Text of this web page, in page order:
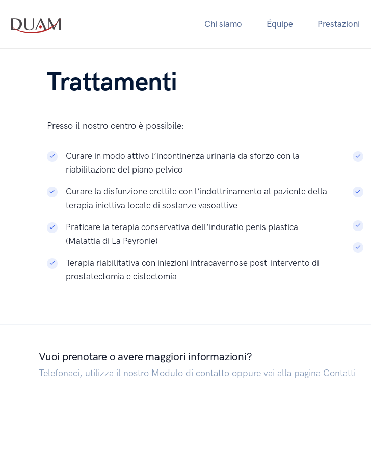
Chi siamo Équipe Prestazioni
Trattamenti
Presso il nostro centro è possibile:
Curare in modo attivo l’incontinenza urinaria da sforzo con la
riabilitazione del piano pelvico
Curare la disfunzione erettile con l’indottrinamento al paziente della
terapia iniettiva locale di sostanze vasoattive
Praticare la terapia conservativa dell’induratio penis plastica
(Malattia di La Peyronie)
Terapia riabilitativa con iniezioni intracavernose post-intervento di
prostatectomia e cistectomia
Vuoi prenotare o avere maggiori informazioni?
Telefonaci, utilizza il nostro Modulo di contatto oppure vai alla pagina Contatti